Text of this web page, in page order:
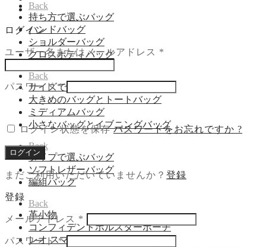
Back
持ち方で選ぶバッグ
ハンドバッグ
ショルダーバッグ
クロスボディバッグ
Back
サイズで選ぶバッグ
大きめのバッグとトートバッグ
ミディアムバッグ
小さなバッグとイブニングバッグ
Back
タイプで選ぶバッグ
ソフトレザーバッグ
編組バッグ
Back
革小物
コンフィデントホルスターポーチ
レオ スマートフォンポーチ
ログイン
ユーザー名またはメールアドレス *
パスワード*必
須
ログイン状態を保存 パスワードをお忘れですか ?
ログイン
まだご利用いただいていませんか？ 登録
登録
メールアドレス *
須
パスワード*必